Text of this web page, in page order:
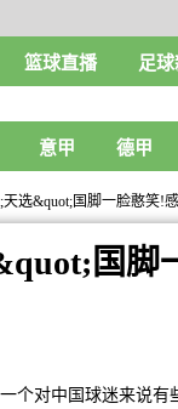
篮球直播 足
意甲 德甲
天选&quot;国脚一脸憨笑!
国脚
个对中国球迷来说